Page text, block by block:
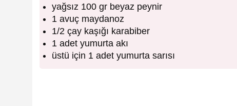
yağsız 100 gr beyaz peynir
1 avuç maydanoz
1/2 çay kaşığı karabiber
1 adet yumurta akı
üstü için 1 adet yumurta sarısı